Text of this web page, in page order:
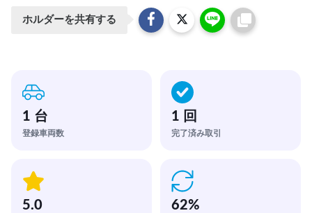
ホルダーを共有する
1 台
登録車両数
1 回
完了済み取引
5.0 62%